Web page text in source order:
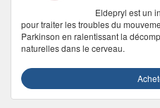
Eldepryl est un
pour traiter les troubles du
Parkinson en ralentissant la
naturelles dans le cerveau.